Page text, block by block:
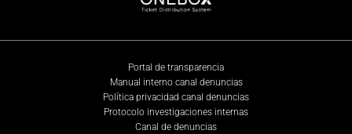
Portal de transparencia
Manual interno canal denuncias
Política privacidad canal denuncias
Protocolo investigaciones internas
Canal de denuncias